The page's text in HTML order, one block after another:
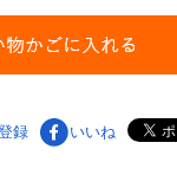
録 いいね